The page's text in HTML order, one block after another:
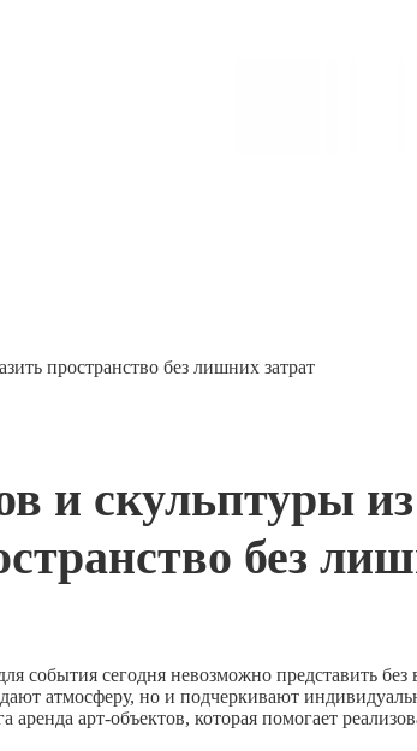
пространство без лишних затрат
и скульптуры
без
события сегодня невозможно представить
атмосферу, но и подчеркивают
арт-объектов, которая помогает